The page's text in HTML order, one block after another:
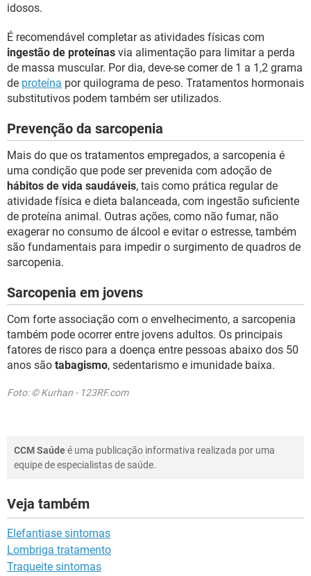
idosos.
É recomendável completar as atividades físicas com
ingestão de proteínas via alimentação para limitar a perda
de massa muscular. Por dia, deve-se comer de 1 a 1,2 grama
de proteína por quilograma de peso. Tratamentos hormonais
substitutivos podem também ser utilizados.
Prevenção da sarcopenia
Mais do que os tratamentos empregados, a sarcopenia é
uma condição que pode ser prevenida com adoção de
hábitos de vida saudáveis, tais como prática regular de
atividade física e dieta balanceada, com ingestão suficiente
de proteína animal. Outras ações, como não fumar, não
exagerar no consumo de álcool e evitar o estresse, também
são fundamentais para impedir o surgimento de quadros de
sarcopenia.
Sarcopenia em jovens
Com forte associação com o envelhecimento, a sarcopenia
também pode ocorrer entre jovens adultos. Os principais
fatores de risco para a doença entre pessoas abaixo dos 50
anos são tabagismo, sedentarismo e imunidade baixa.
Foto: © Kurhan - 123RF.com
CCM Saúdeé uma publicação informativa realizada por uma
equipe de especialistas de saúde.
Veja também
Elefantiase sintomas
Lombriga tratamento
Traqueite sintomas